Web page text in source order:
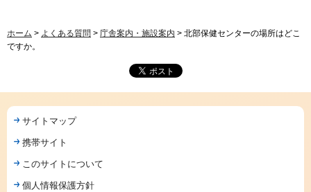
ホーム > よくある質問 > 庁舎案内・施設案内 > 北部保健センターの場所はどこ
ですか。
サイトマップ
携帯サイト
このサイトについて
個人情報保護方針